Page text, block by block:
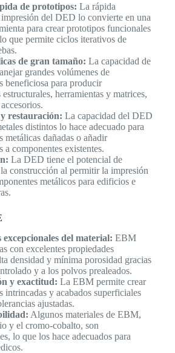
de prototipos: La rápida
del DED lo convierte en una
para crear prototipos funcionales
que permite ciclos iterativos de
de gran tamaño: La capacidad de
grandes volúmenes de
beneficiosa para producir
estructurales, herramientas y matrices,
restauración: La capacidad del DED
distintos lo hace adecuado para
metálicas dañadas o añadir
a componentes existentes.
La DED tiene el potencial de
construcción al permitir la impresión
metálicos para edificios e
excepcionales del material: EBM
con excelentes propiedades
densidad y mínima porosidad gracias
y a los polvos prealeados.
y exactitud: La EBM permite crear
intrincadas y acabados superficiales
ajustadas.
Algunos materiales de EBM,
y el cromo-cobalto, son
lo que los hace adecuados para